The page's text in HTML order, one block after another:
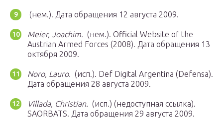
(нем.). Дата обращения 12 августа 2009.
Meier, Joachim. (нем.). Official Website of the
Austrian Armed Forces (2008). Дата обращения 13
октября 2009.
Noro, Lauro. (исп.). Def Digital Argentina (Defensa).
Дата обращения 28 августа 2009.
Villada, Christian. (исп.) (недоступная ссылка).
SAORBATS. Дата обращения 29 августа 2009.